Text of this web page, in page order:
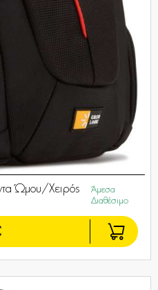
Ώμου/Χειρός
Άμεσα
Διαθέσιμο